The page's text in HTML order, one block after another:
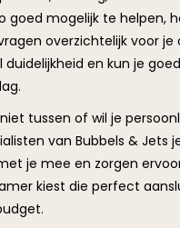
tussen of wil je
van Bubbels & Jets
je mee en zorgen ervoor
kiest die perfect
douchekop?
inloopdouche komen vaak
zoals afmetingen,
en de mogelijkheden